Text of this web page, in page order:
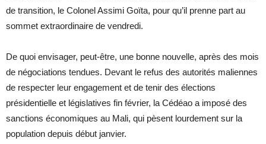
de transition, le Colonel Assimi Goïta, pour qu’il prenne part au
sommet extraordinaire de vendredi.
De quoi envisager, peut-être, une bonne nouvelle, après des mois
de négociations tendues. Devant le refus des autorités maliennes
de respecter leur engagement et de tenir des élections
présidentielle et législatives fin février, la Cédéao a imposé des
sanctions économiques au Mali, qui pèsent lourdement sur la
population depuis début janvier.